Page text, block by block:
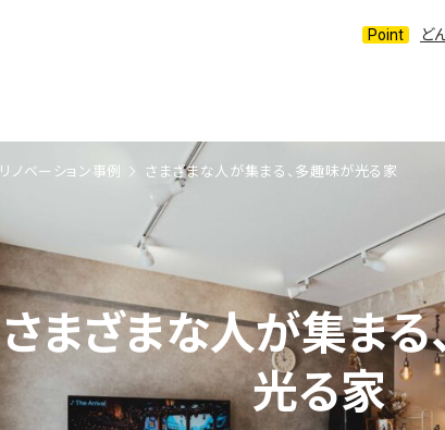
ど
リノベーション事例 さまざまな人が集まる、多趣味が光る家
さまざまな人が集まる
光る家